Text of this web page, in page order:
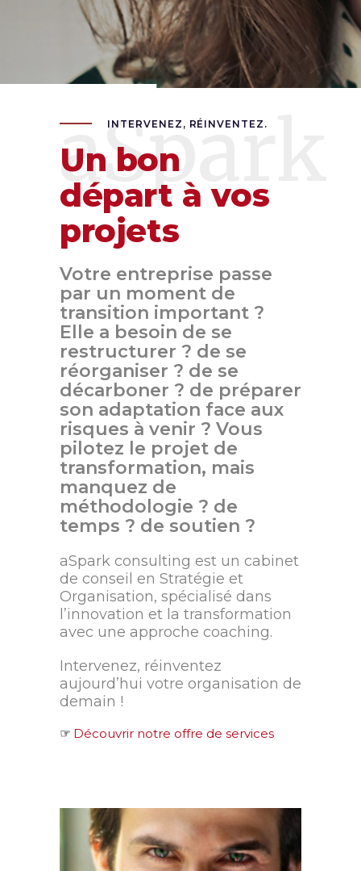
INTERVENEZ, RÉINVENTEZ.
Un bon
départ à vos
projets
aSpark
Votre entreprise passe
par un moment de
transition important ?
Elle a besoin de se
restructurer ? de se
réorganiser ? de se
décarboner ? de préparer
son adaptation face aux
risques à venir ? Vous
pilotez le projet de
transformation, mais
manquez de
méthodologie ? de
temps ? de soutien ?
aSpark consulting est un cabinet
de conseil en Stratégie et
Organisation, spécialisé dans
l’innovation et la transformation
avec une approche coaching.
Intervenez, réinventez
aujourd’hui votre organisation de
demain !
☞ Découvrir notre offre de services